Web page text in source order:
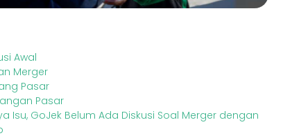
Awal
Merger
Pasar
Pasar
Isu, GoJek Belum Ada Diskusi Soal Merger dengan